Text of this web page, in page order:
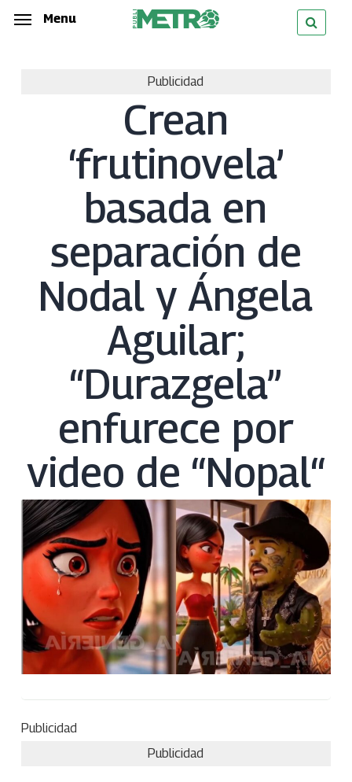
Skip
Menu
Publicidad
Crean
‘frutinovela’
basada en
separación de
Nodal y Ángela
Aguilar;
“Durazgela”
enfurece por
video de “Nopal“
Publicidad
Publicidad
Menu